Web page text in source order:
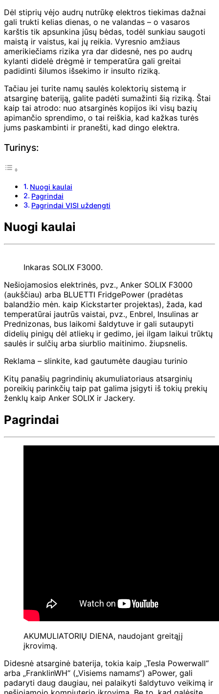
Dėl stiprių vėjo audrų nutrūkę elektros tiekimas dažnai
gali trukti kelias dienas, o ne valandas – o vasaros
karštis tik apsunkina jūsų bėdas, todėl sunkiau saugoti
maistą ir vaistus, kai jų reikia. Vyresnio amžiaus
amerikiečiams rizika yra dar didesnė, nes po audrų
kylanti didelė drėgmė ir temperatūra gali greitai
padidinti šilumos išsekimo ir insulto riziką.
Tačiau jei turite namų saulės kolektorių sistemą ir
atsarginę bateriją, galite padėti sumažinti šią riziką. Štai
kaip tai atrodo: nuo atsarginės kopijos iki visų bazių
apimančio sprendimo, o tai reiškia, kad kažkas turės
jums paskambinti ir pranešti, kad dingo elektra.
Turinys:
Nuogi kaulai
Pagrindai
Pagrindai VISI uždengti
Nuogi kaulai
Inkaras SOLIX F3000.
Nešiojamosios elektrinės, pvz., Anker SOLIX F3000
(aukščiau) arba BLUETTI FridgePower (pradėtas
balandžio mėn. kaip Kickstarter projektas), žada, kad
temperatūrai jautrūs vaistai, pvz., Enbrel, Insulinas ar
Prednizonas, bus laikomi šaldytuve ir gali sutaupyti
didelių pinigų dėl atliekų ir gedimo, jei ilgam laikui trūktų
saulės ir sulčių arba siurblio maitinimo. žiupsnelis.
Reklama – slinkite, kad gautumėte daugiau turinio
Kitų panašių pagrindinių akumuliatoriaus atsarginių
poreikių parinkčių taip pat galima įsigyti iš tokių prekių
ženklų kaip Anker SOLIX ir Jackery.
Pagrindai
AKUMULIATORIŲ DIENA, naudojant greitąjį
įkrovimą.
Didesnė atsarginė baterija, tokia kaip „Tesla Powerwall“
arba „FranklinWH“ („Visiems namams“) aPower, gali
padaryti daug daugiau, nei palaikyti šaldytuvo veikimą ir